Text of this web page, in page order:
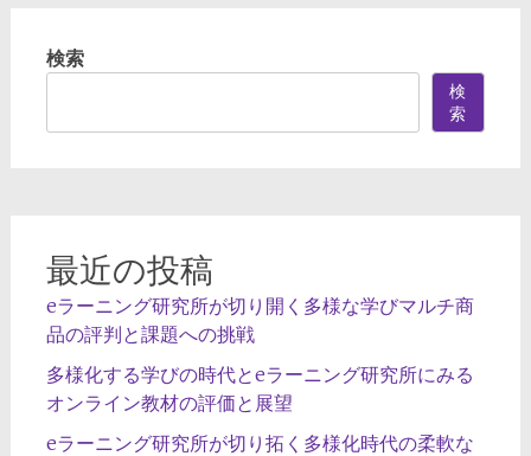
検索
検
索
最近の投稿
eラーニング研究所が切り開く多様な学びマルチ商
品の評判と課題への挑戦
多様化する学びの時代とeラーニング研究所にみる
オンライン教材の評価と展望
eラーニング研究所が切り拓く多様化時代の柔軟な